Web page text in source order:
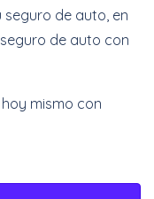
seguro de auto, en
de auto con
mismo con